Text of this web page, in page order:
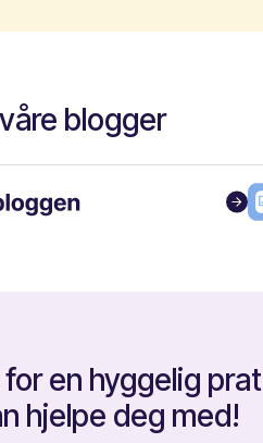
blogger
en hyggelig prat
hjelpe deg med!